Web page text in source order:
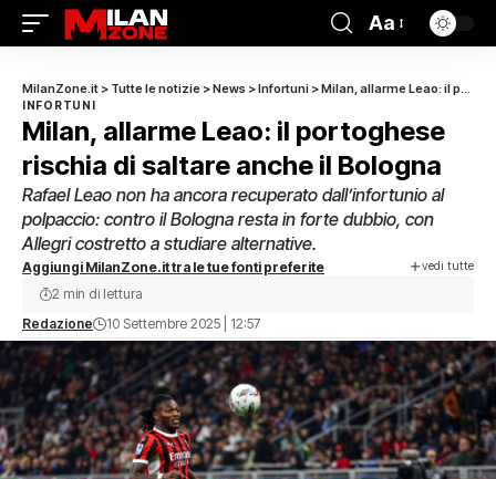
Aa
MilanZone.it > Tutte le notizie >News >Infortuni >Milan, allarme Leao: il portoghese rischia di saltare anche il Bologna
INFORTUNI
Milan, allarme Leao: il portoghese
rischia di saltare anche il Bologna
Rafael Leao non ha ancora recuperato dall’infortunio al
polpaccio: contro il Bologna resta in forte dubbio, con
Allegri costretto a studiare alternative.
Aggiungi MilanZone.it tra le tue fonti preferite vedi tutte
Redazione 10 Settembre 2025 | 12:57
2 min di lettura